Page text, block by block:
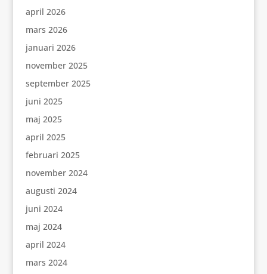
april 2026
mars 2026
januari 2026
november 2025
september 2025
juni 2025
maj 2025
april 2025
februari 2025
november 2024
augusti 2024
juni 2024
maj 2024
april 2024
mars 2024